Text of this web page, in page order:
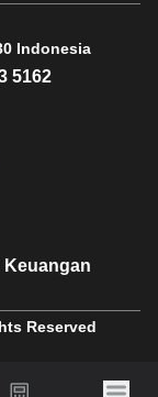
Keuangan
Indonesia
5162
Reserved